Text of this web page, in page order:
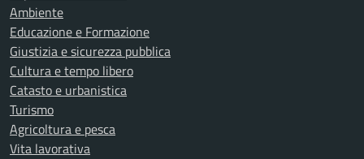
Ambiente
Educazione e Formazione
Giustizia e sicurezza pubblica
Cultura e tempo libero
Catasto e urbanistica
Turismo
Agricoltura e pesca
Vita lavorativa